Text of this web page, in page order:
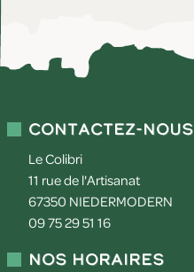
Contactez-nous
Le Colibri
11 rue de l'Artisanat
67350 NIEDERMODERN
09 75 29 51 16
Nos horaires